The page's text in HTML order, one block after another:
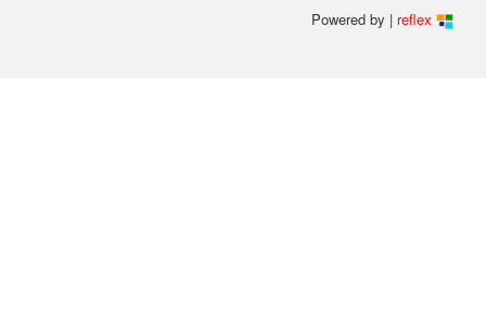
Powered by | reflex